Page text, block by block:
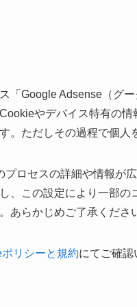
「Google Adsense（グ
やデバイス特有の
。ただしその過程で個人
プロセスの詳細や情報が
、この設定により一部
あらかじめご了承くださ
リシーと規約にてご確認